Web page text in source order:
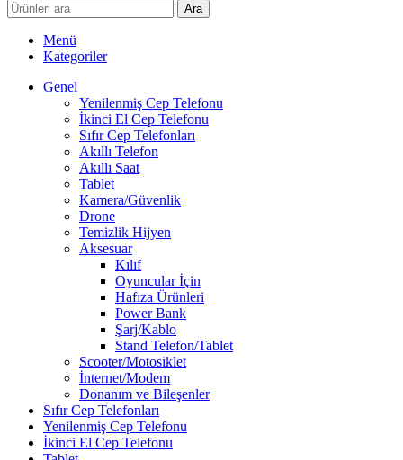
Ara
Menü
Kategoriler
Genel
Yenilenmiş Cep Telefonu
İkinci El Cep Telefonu
Sıfır Cep Telefonları
Akıllı Telefon
Akıllı Saat
Tablet
Kamera/Güvenlik
Drone
Temizlik Hijyen
Aksesuar
Kılıf
Oyuncular İçin
Hafıza Ürünleri
Power Bank
Şarj/Kablo
Stand Telefon/Tablet
Scooter/Motosiklet
İnternet/Modem
Donanım ve Bileşenler
Sıfır Cep Telefonları
Yenilenmiş Cep Telefonu
İkinci El Cep Telefonu